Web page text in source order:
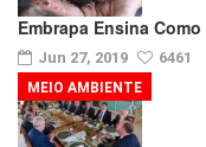
Embrapa Ensina
Jun 27, 2019 6461
MEIO AMBIENTE